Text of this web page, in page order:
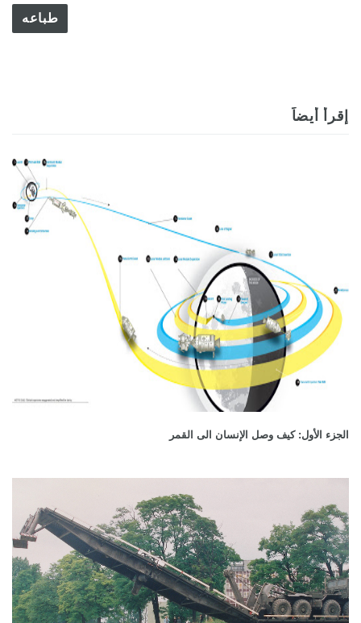
طباعه
إقرأ أيضاً
الجزء الأول: كيف وصل الإنسان الى القمر